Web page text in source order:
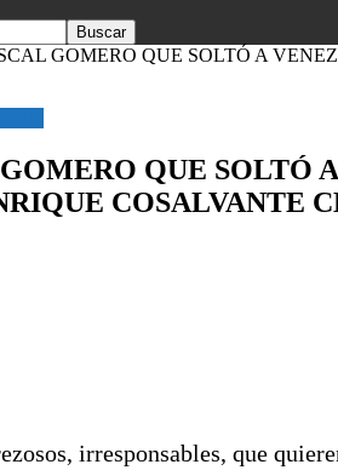
GOMERO QUE SOLTÓ A
QUE SOLTÓ
COSALVANTE
irresponsables, que